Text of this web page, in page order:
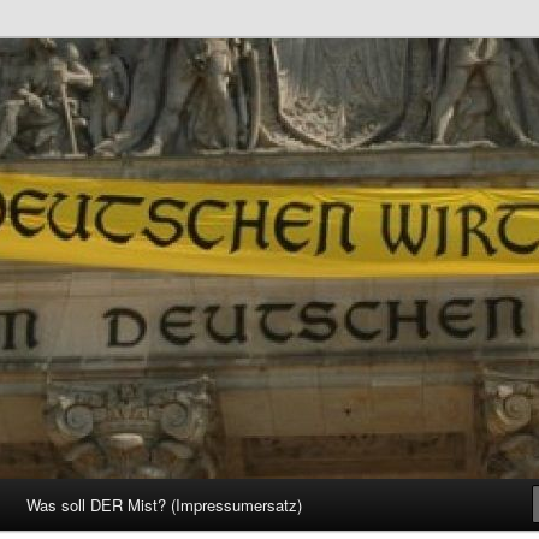
Was soll DER Mist? (Impressumersatz)